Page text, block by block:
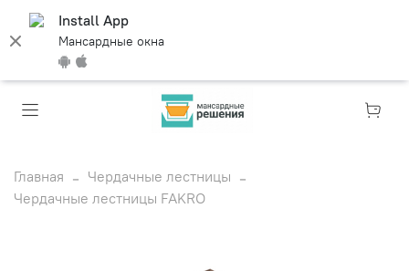
Install App
Мансардные окна
Главная
Чердачные лестницы
Чердачные лестницы FAKRO